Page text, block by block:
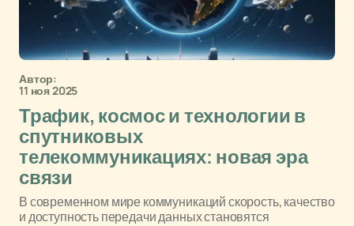
Автор:
11 ноя 2025
Трафик, космос и технологии в
спутниковых
телекоммуникациях: новая эра
связи
В современном мире коммуникаций скорость, качество
и доступность передачи данных становятся